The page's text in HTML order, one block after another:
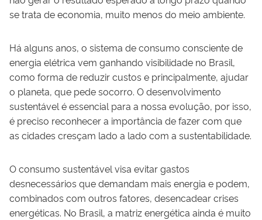
se trata de economia, muito menos do meio ambiente.
Há alguns anos, o sistema de consumo consciente de
energia elétrica vem ganhando visibilidade no Brasil,
como forma de reduzir custos e principalmente, ajudar
o planeta, que pede socorro. O desenvolvimento
sustentável é essencial para a nossa evolução, por isso,
é preciso reconhecer a importância de fazer com que
as cidades cresçam lado a lado com a sustentabilidade.
O consumo sustentável visa evitar gastos
desnecessários que demandam mais energia e podem,
combinados com outros fatores, desencadear crises
energéticas. No Brasil, a matriz energética ainda é muito